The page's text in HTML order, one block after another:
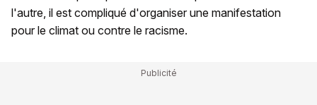
l'autre, il est compliqué d'organiser une manifestation
pour le climat ou contre le racisme.